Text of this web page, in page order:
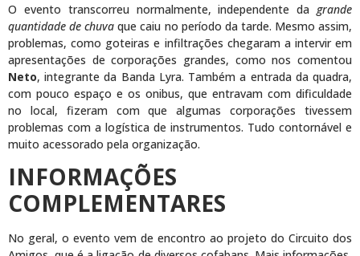
O evento transcorreu normalmente, independente da grande
quantidade de chuva que caiu no período da tarde. Mesmo assim,
problemas, como goteiras e infiltrações chegaram a intervir em
apresentações de corporações grandes, como nos comentou
Neto, integrante da Banda Lyra. Também a entrada da quadra,
com pouco espaço e os onibus, que entravam com dificuldade
no local, fizeram com que algumas corporações tivessem
problemas com a logística de instrumentos. Tudo contornável e
muito acessorado pela organização.
INFORMAÇÕES
COMPLEMENTARES
No geral, o evento vem de encontro ao projeto do Circuito dos